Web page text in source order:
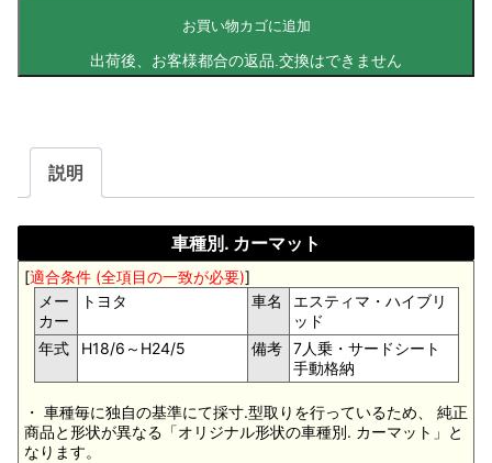
お買い物カゴに追加
説明
車種別. カーマット
[適合条件 (全項目の一致が必要)]
メー
カー
トヨタ 車名
エスティマ・ハイブリ
ッド
年式
H18/6～H24/5 備考
7人乗・サードシート
手動格納
・ 車種毎に独自の基準にて採寸.型取りを行っているため、 純正
商品と形状が異なる「オリジナル形状の車種別. カーマット」と
なります。